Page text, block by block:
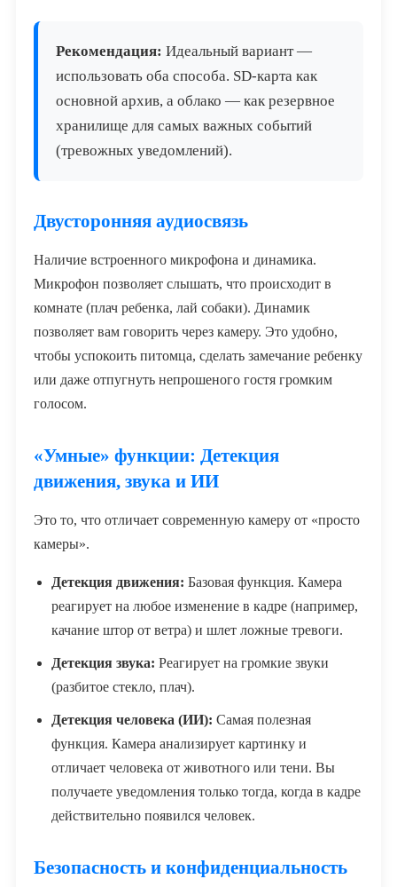
Рекомендация: Идеальный вариант —
использовать оба способа. SD-карта как
основной архив, а облако — как резервное
хранилище для самых важных событий
(тревожных уведомлений).
Двусторонняя аудиосвязь
Наличие встроенного микрофона и динамика.
Микрофон позволяет слышать, что происходит в
комнате (плач ребенка, лай собаки). Динамик
позволяет вам говорить через камеру. Это удобно,
чтобы успокоить питомца, сделать замечание ребенку
или даже отпугнуть непрошеного гостя громким
голосом.
«Умные» функции: Детекция
движения, звука и ИИ
Это то, что отличает современную камеру от «просто
камеры».
Детекция движения: Базовая функция. Камера
реагирует на любое изменение в кадре (например,
качание штор от ветра) и шлет ложные тревоги.
Детекция звука: Реагирует на громкие звуки
(разбитое стекло, плач).
Детекция человека (ИИ): Самая полезная
функция. Камера анализирует картинку и
отличает человека от животного или тени. Вы
получаете уведомления только тогда, когда в кадре
действительно появился человек.
Безопасность и конфиденциальность